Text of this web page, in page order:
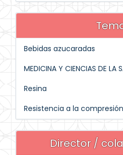
Bebidas azucaradas
MEDICINA Y CIENCIAS DE LA
Resina
Resistencia a la compresión
Director /